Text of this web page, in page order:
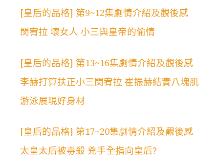
[皇后的品格] 第9~12集劇情介紹及觀後感
閔宥拉 壞女人 小三與皇帝的偷情
[皇后的品格] 第13~16集劇情介紹及觀後感
李赫打算扶正小三閔宥拉 崔振赫結實八塊肌
游泳展現好身材
[皇后的品格] 第17~20集劇情介紹及觀後感
太皇太后被毒殺 兇手全指向皇后?